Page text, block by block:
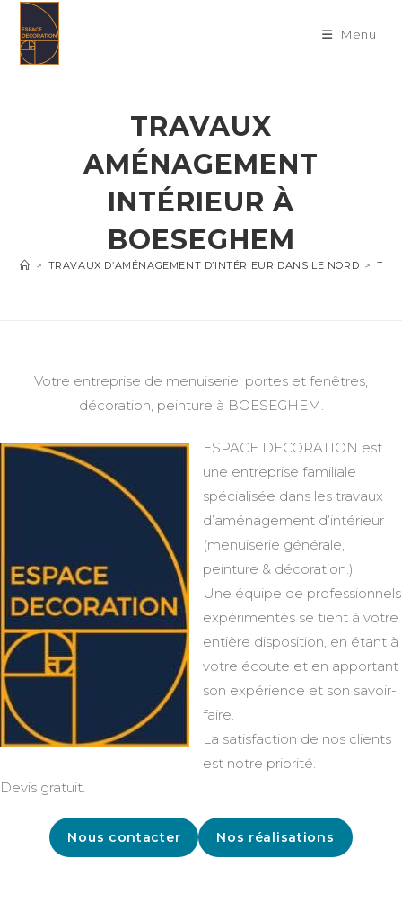
content
Menu
TRAVAUX
AMÉNAGEMENT
INTÉRIEUR À
BOESEGHEM
> TRAVAUX D’AMÉNAGEMENT D’INTÉRIEUR DANS LE NORD >
Votre entreprise de menuiserie, portes et fenêtres,
décoration, peinture à BOESEGHEM.
ESPACE DECORATION est
une entreprise familiale
spécialisée dans les travaux
d’aménagement d’intérieur
(menuiserie générale,
peinture & décoration.)
Une équipe de professionnels
expérimentés se tient à votre
entière disposition, en étant à
votre écoute et en apportant
son expérience et son savoir-
faire.
La satisfaction de nos clients
est notre priorité.
Devis gratuit.
Nous contacter Nos réalisations